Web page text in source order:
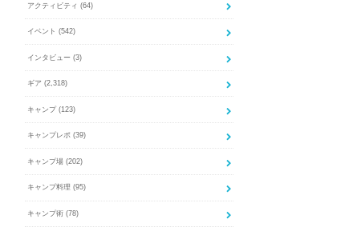
アクティビティ (64)
イベント (542)
インタビュー (3)
ギア (2,318)
キャンプ (123)
キャンプレポ (39)
キャンプ場 (202)
キャンプ料理 (95)
キャンプ術 (78)